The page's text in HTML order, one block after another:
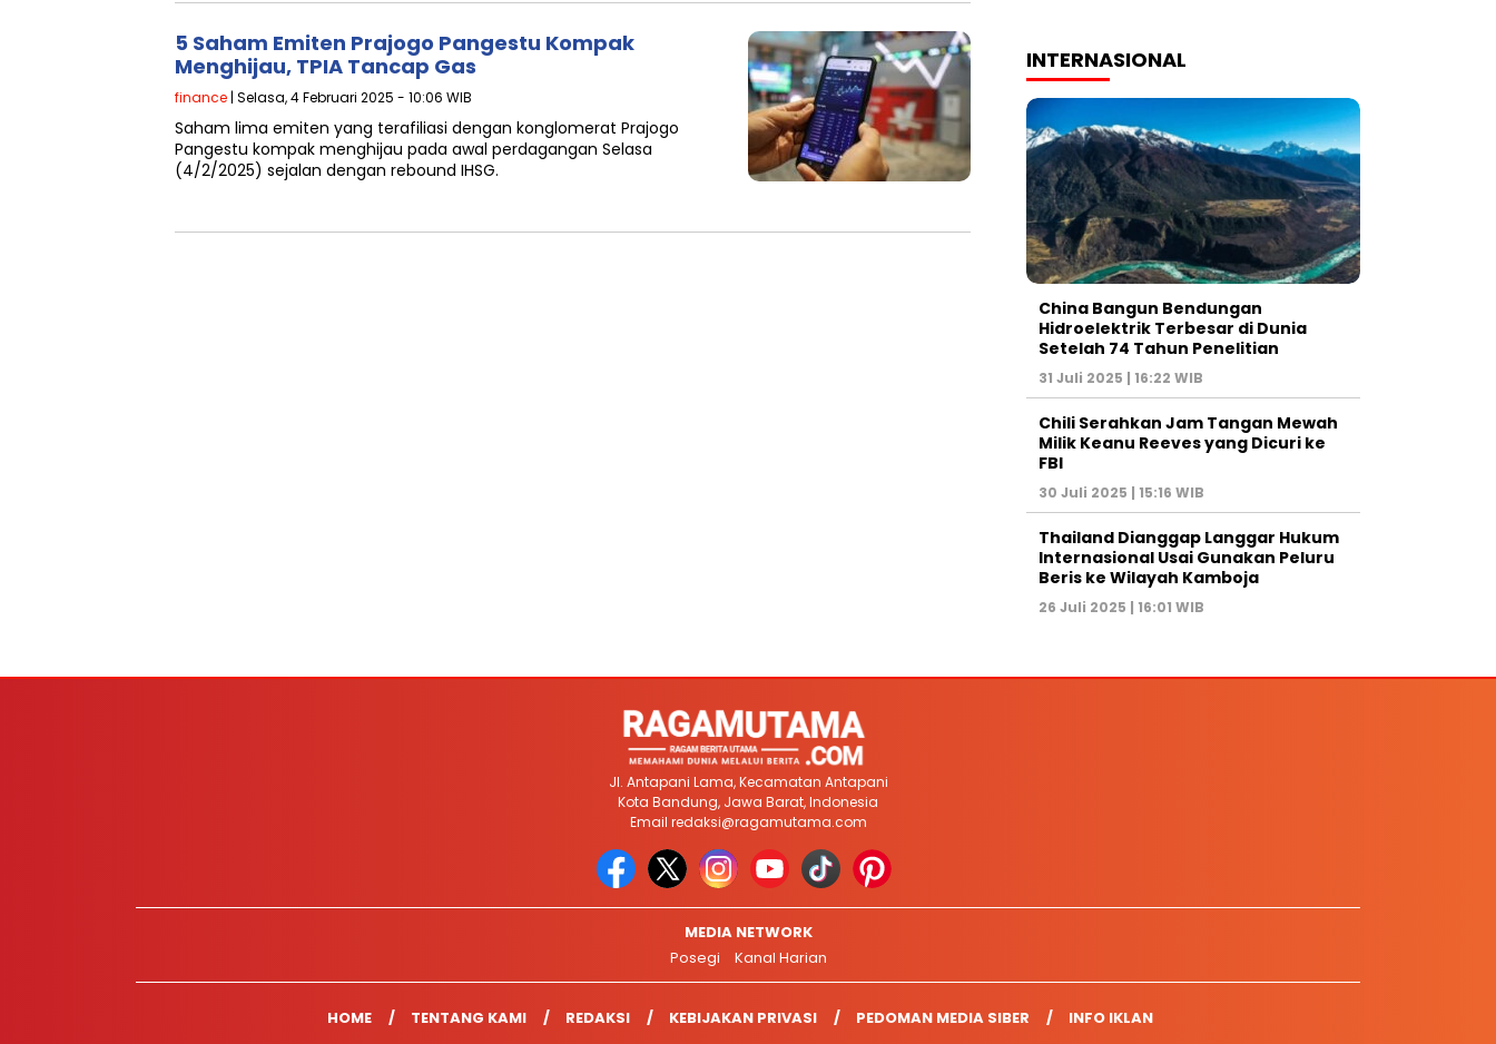
5 Saham Emiten Prajogo Pangestu Kompak
Menghijau, TPIA Tancap Gas
finance | Selasa, 4 Februari 2025 - 10:06 WIB
Saham lima emiten yang terafiliasi dengan konglomerat Prajogo
Pangestu kompak menghijau pada awal perdagangan Selasa
(4/2/2025) sejalan dengan rebound IHSG.
INTERNASIONAL
China Bangun Bendungan
Hidroelektrik Terbesar di Dunia
Setelah 74 Tahun Penelitian
31 Juli 2025 | 16:22 WIB
Chili Serahkan Jam Tangan Mewah
Milik Keanu Reeves yang Dicuri ke
FBI
30 Juli 2025 | 15:16 WIB
Thailand Dianggap Langgar Hukum
Internasional Usai Gunakan Peluru
Beris ke Wilayah Kamboja
26 Juli 2025 | 16:01 WIB
Jl. Antapani Lama, Kecamatan Antapani
Kota Bandung, Jawa Barat, Indonesia
Email redaksi@ragamutama.com
MEDIA NETWORK
Posegi
Kanal Harian
HOME TENTANG KAMI REDAKSI KEBIJAKAN PRIVASI PEDOMAN MEDIA SIBER INFO IKLAN